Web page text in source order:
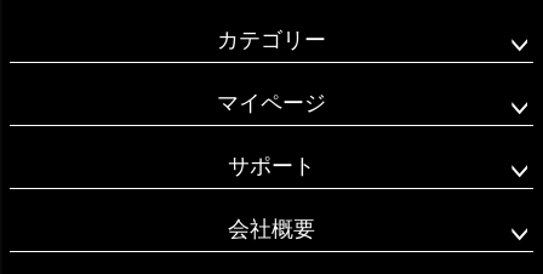
カテゴリー
マイページ
サポート
会社概要